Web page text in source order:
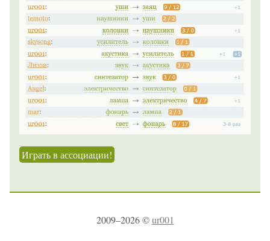
Играть в ассоциации!
2009–2026 ©ur001